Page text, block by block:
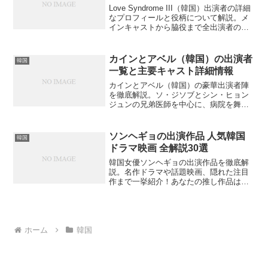
Love Syndrome III（韓国）出演者の詳細
なプロフィールと役柄について解説。メ
インキャストから脇役まで全出演者の情
韓国
カインとアベル（韓国）の出演者
一覧と主要キャスト詳細情報
カインとアベル（韓国）の豪華出演者陣
を徹底解説。ソ・ジソブとシン・ヒョン
ジュンの兄弟医師を中心に、病院を舞台
を知っていますか？
韓国
ソンヘギョの出演作品 人気韓国
ドラマ映画 全解説30選
韓国女優ソンヘギョの出演作品を徹底解
説。名作ドラマや話題映画、隠れた注目
作まで一挙紹介！あなたの推し作品はど
ホーム 韓国